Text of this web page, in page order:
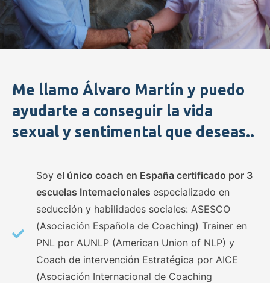
Me llamo Álvaro Martín y puedo
ayudarte a conseguir la vida
sexual y sentimental que deseas..
Soy el único coach en España certificado por 3
escuelas Internacionales especializado en
seducción y habilidades sociales: ASESCO
(Asociación Española de Coaching) Trainer en
PNL por AUNLP (American Union of NLP) y
Coach de intervención Estratégica por AICE
(Asociación Internacional de Coaching